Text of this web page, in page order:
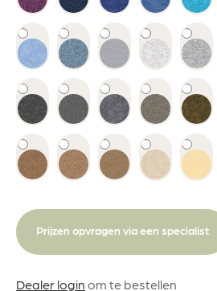
Prijzen opvragen via een specialist
Dealer login om te bestellen